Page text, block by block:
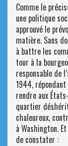
Comme le
une politique
approuvé le
matière. Sans
à battre les
tour à la
responsable de
1944,
rendre aux
quartier
chaleureux,
à Washington.
de constater :